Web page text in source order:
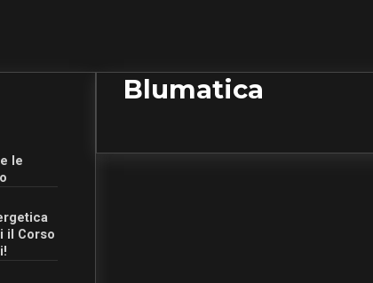
le
il Corso
Blumatica